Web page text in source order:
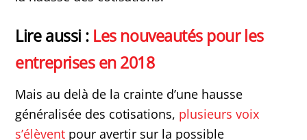
Lire aussi : Les nouveautés pour les
entreprises en 2018
Mais au delà de la crainte d’une hausse
généralisée des cotisations, plusieurs voix
s’élèvent pour avertir sur la possible